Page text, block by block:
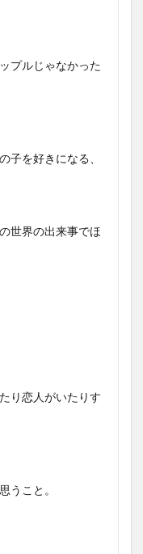
プルじゃなかった
子を好きになる、
世界の出来事でほ
り恋人がいたりす
うこと。